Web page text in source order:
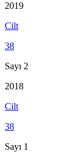
2019
Cilt
38
Sayı 2
2018
Cilt
38
Sayı 1